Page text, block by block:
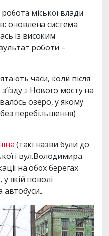
міської влади
оновлена система
із високим
роботи –
часи, коли після
з Нового мосту на
озеро, у якому
перебільшення)
(такі назви були до
і вул.Володимира
на обох берегах
якій поволі